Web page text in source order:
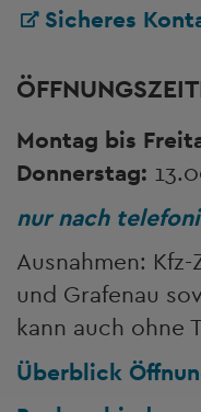
Sicheres
Montag bis
Donnerstag:
nur nach
Ausnahmen:
und Grafenau
kann auch ohne
Überblick